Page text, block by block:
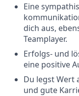
Eine
dich aus,
Teamplayer.
Erfolgs- und
eine positive
Du legst Wert
und gute